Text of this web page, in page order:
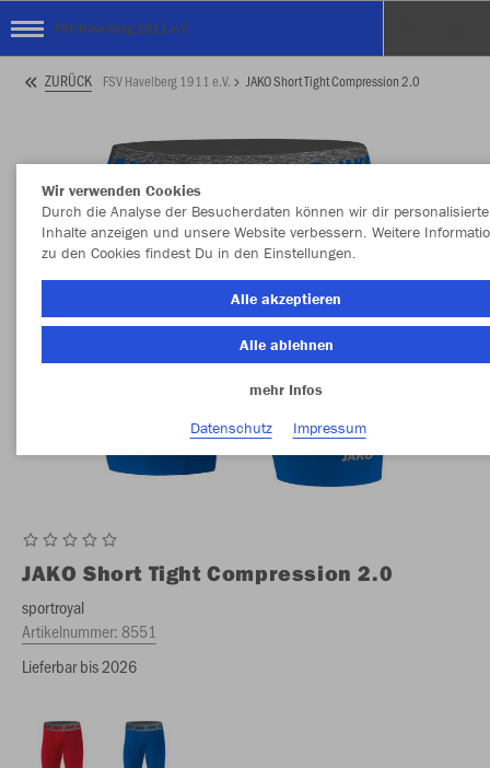
FSV Havelberg 1911 e.V.
ZURÜCK FSV Havelberg 1911 e.V. JAKO Short Tight Compression 2.0
JAKO Short Tight Compression 2.0
sportroyal
Artikelnummer:8551
Lieferbar bis 2026
Wir verwenden Cookies
Durch die Analyse der Besucherdaten können wir dir personalisierte
Inhalte anzeigen und unsere Website verbessern. Weitere
zu den Cookies findest Du in den Einstellungen.
Alle akzeptieren
Alle ablehnen
mehr Infos
Datenschutz
Impressum